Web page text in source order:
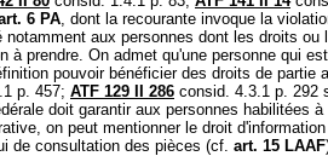
6 PA, dont la recourante invoque la
aux personnes dont les droits ou
à prendre. On admet qu'une personne qui
pouvoir bénéficier des droits de partie
p. 457; ATF 129 II 286 consid. 4.3.1 p. 292
doit garantir aux personnes habilitées
on peut mentionner le droit
de consultation des pièces (cf. art. 15 LAAF